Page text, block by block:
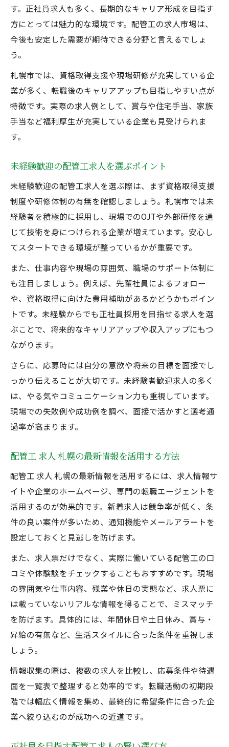
配管工 求人 札幌で面接官に好印象を与える
方法
す。正社員求人も多く、長期的なキャリア形成を目指す
方にとっては魅力的な環境です。配管工の求人市場は、
今後も安定した需要が期待できる分野と言えるでしょ
う。
札幌市では、資格取得支援や現場研修が充実している企
業が多く、転職後のキャリアアップも目指しやすい点が
特徴です。実際の求人例として、賞与や住宅手当、家族
手当など福利厚生が充実している企業も見受けられま
す。
未経験歓迎の配管工求人を選ぶポイント
未経験歓迎の配管工求人を選ぶ際は、まず資格取得支援
制度や研修体制の有無を確認しましょう。札幌市では未
経験者を積極的に採用し、現場でのOJTや外部研修を通
じて技術を身につけられる企業が増えています。安心し
てスタートできる環境が整っているかが重要です。
また、仕事内容や現場の雰囲気、職場のサポート体制に
も注目しましょう。例えば、先輩社員によるフォロー
や、資格取得に向けた費用補助があるかどうかもポイン
トです。未経験からでも正社員採用を目指せる求人を選
ぶことで、将来的なキャリアアップや収入アップにもつ
ながります。
さらに、応募時には自分の意欲や将来の目標を面接でし
っかり伝えることが大切です。未経験者歓迎求人の多く
は、やる気やコミュニケーション力も重視しています。
現場での失敗例や成功例を調べ、面接で活かすと選考通
過率が高まります。
配管工 求人 札幌の最新情報を活用する方法
配管工 求人 札幌の最新情報を活用するには、求人情報サ
イトや企業のホームページ、専門の転職エージェントを
活用するのが効果的です。新着求人は競争率が低く、条
件の良い案件が多いため、通知機能やメールアラートを
設定しておくと見逃しを防げます。
また、求人票だけでなく、実際に働いている配管工の口
コミや体験談をチェックすることもおすすめです。現場
の雰囲気や仕事内容、残業や休日の実態など、求人票に
は載っていないリアルな情報を得ることで、ミスマッチ
を防げます。具体的には、年間休日や土日休み、賞与・
昇給の有無など、生活スタイルに合った条件を重視しま
しょう。
情報収集の際は、複数の求人を比較し、応募条件や待遇
面を一覧表で整理すると効率的です。転職活動の初期段
階では幅広く情報を集め、最終的に希望条件に合った企
業へ絞り込むのが成功への近道です。